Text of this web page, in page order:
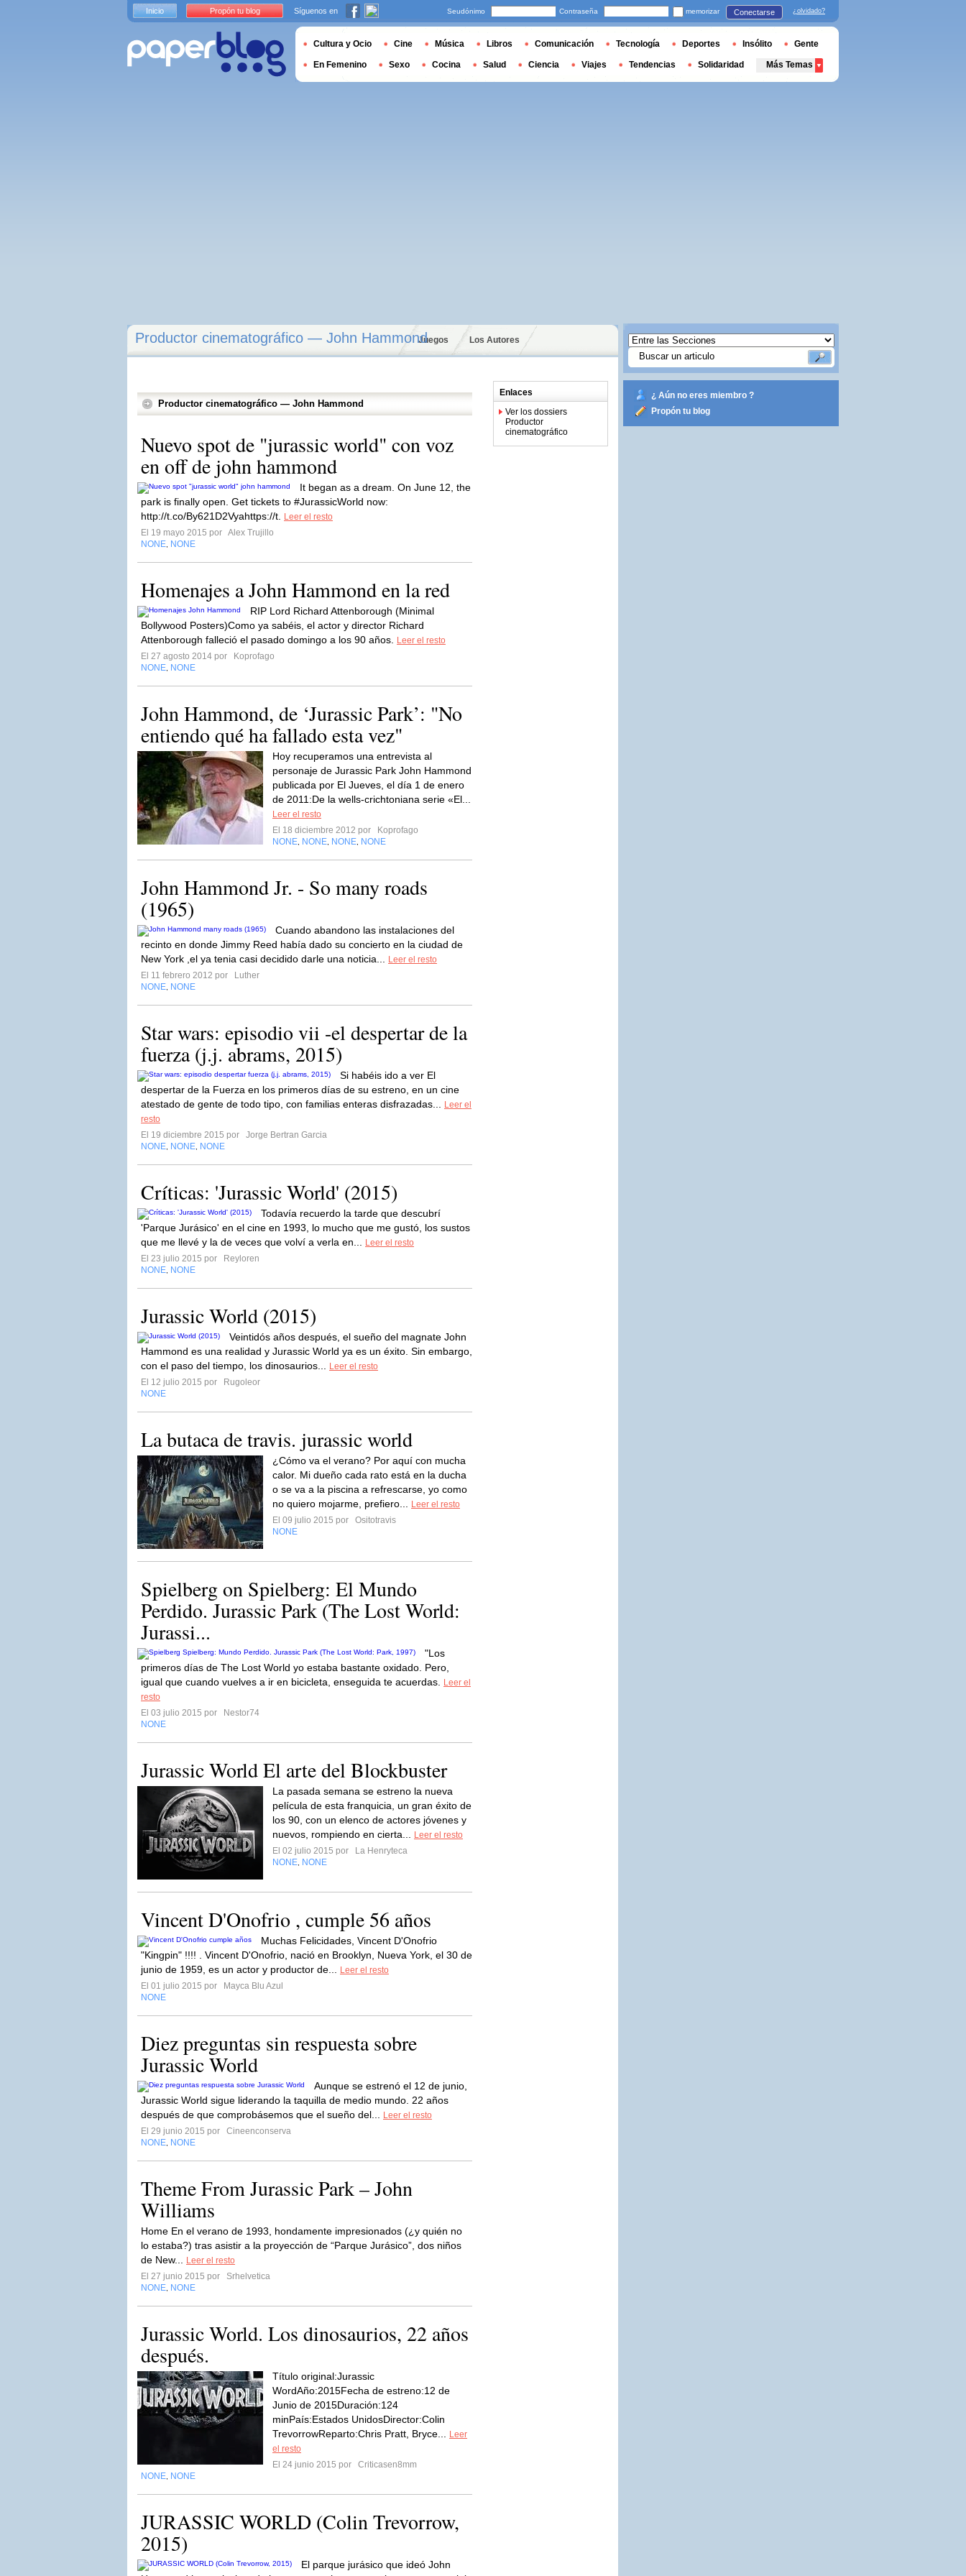
Productor cinematográfico — John HammondJuegos Los Autores
Productor cinematográfico — John Hammond
Nuevo spot de "jurassic world" con voz
en off de john hammond
It began as a dream. On June 12, the
park is finally open. Get tickets to #JurassicWorld now:
http://t.co/By621D2Vyahttps://t.
Leer el resto
El 19 mayo 2015 por Alex Trujillo
NONE NONE
Homenajes a John Hammond en la red
RIP Lord Richard Attenborough (Minimal
Bollywood Posters)Como ya sabéis, el actor y director Richard
Attenborough falleció el pasado domingo a los 90 años.
Leer el resto
El 27 agosto 2014 por
Koprofago
NONE NONE
John Hammond, de ‘Jurassic Park’: "No
entiendo qué ha fallado esta vez"
Hoy recuperamos una entrevista al
personaje de Jurassic Park John Hammond
publicada por El Jueves, el día 1 de enero
de 2011:De la wells-crichtoniana serie «El...
Leer el resto
El 18 diciembre 2012 por
Koprofago
NONE NONE NONE NONE
John Hammond Jr. - So many roads
(1965)
Cuando abandono las instalaciones del
recinto en donde Jimmy Reed había dado su concierto en la ciudad de
New York ,el ya tenia casi decidido darle una noticia...
Leer el resto
El 11 febrero 2012 por
Luther
NONE NONE
Star wars: episodio vii -el despertar de la
fuerza (j.j. abrams, 2015)
Si habéis ido a ver El
despertar de la Fuerza en los primeros días de su estreno, en un cine
atestado de gente de todo tipo, con familias enteras disfrazadas...
Leer el
resto
El 19 diciembre 2015 por
Jorge Bertran Garcia
NONE NONE NONE
Críticas: 'Jurassic World' (2015)
Todavía recuerdo la tarde que descubrí
'Parque Jurásico' en el cine en 1993, lo mucho que me gustó, los sustos
que me llevé y la de veces que volví a verla en...
Leer el resto
El 23 julio 2015 por
Reyloren
NONE NONE
Jurassic World (2015)
Veintidós años después, el sueño del magnate John
Hammond es una realidad y Jurassic World ya es un éxito. Sin embargo,
con el paso del tiempo, los dinosaurios...
Leer el resto
El 12 julio 2015 por
Rugoleor
NONE
La butaca de travis. jurassic world
¿Cómo va el verano? Por aquí con mucha
calor. Mi dueño cada rato está en la ducha
o se va a la piscina a refrescarse, yo como
no quiero mojarme, prefiero...
Leer el resto
El 09 julio 2015 por
Ositotravis
NONE
Spielberg on Spielberg: El Mundo
Perdido. Jurassic Park (The Lost World:
Jurassi...
"Los
primeros días de The Lost World yo estaba bastante oxidado. Pero,
igual que cuando vuelves a ir en bicicleta, enseguida te acuerdas.
Leer el
resto
El 03 julio 2015 por
Nestor74
NONE
Jurassic World El arte del Blockbuster
La pasada semana se estreno la nueva
película de esta franquicia, un gran éxito de
los 90, con un elenco de actores jóvenes y
nuevos, rompiendo en cierta...
Leer el resto
El 02 julio 2015 por
La Henryteca
NONE NONE
Vincent D'Onofrio , cumple 56 años
Muchas Felicidades, Vincent D'Onofrio
"Kingpin" !!!! . Vincent D'Onofrio, nació en Brooklyn, Nueva York, el 30 de
junio de 1959, es un actor y productor de...
Leer el resto
El 01 julio 2015 por
Mayca Blu Azul
NONE
Diez preguntas sin respuesta sobre
Jurassic World
Aunque se estrenó el 12 de junio,
Jurassic World sigue liderando la taquilla de medio mundo. 22 años
después de que comprobásemos que el sueño del...
Leer el resto
El 29 junio 2015 por
Cineenconserva
NONE NONE
Theme From Jurassic Park – John
Williams
Home En el verano de 1993, hondamente impresionados (¿y quién no
lo estaba?) tras asistir a la proyección de “Parque Jurásico”, dos niños
de New...
Leer el resto
El 27 junio 2015 por
Srhelvetica
NONE NONE
Jurassic World. Los dinosaurios, 22 años
después.
Título original:Jurassic
WordAño:2015Fecha de estreno:12 de
Junio de 2015Duración:124
minPaís:Estados UnidosDirector:Colin
TrevorrowReparto:Chris Pratt, Bryce...
Leer
el resto
El 24 junio 2015 por
Criticasen8mm
NONE NONE
JURASSIC WORLD (Colin Trevorrow,
2015)
El parque jurásico que ideó John
Enlaces
Ver los dossiers
Productor
cinematográfico
¿ Aún no eres miembro ?
Propón tu blog
Inicio Propón tu blog Síguenos en Seudónimo Contraseña memorizar Conectarse ¿olvidado?
Cultura y Ocio Cine Música Libros Comunicación Tecnología Deportes Insólito Gente
En Femenino Sexo Cocina Salud Ciencia Viajes Tendencias Solidaridad Más Temas